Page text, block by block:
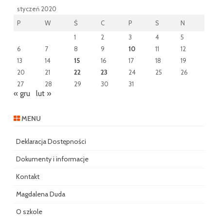
styczeń 2020
P
W Ś C P S
N
1
2 3 4
5
6
7 8 9 10 11
12
13
14 15 16 17 18
19
20
21 22 23 24 25
26
27
28 29 30 31
« gru lut »
MENU
Deklaracja Dostępności
Dokumenty i informacje
Kontakt
Magdalena Duda
O szkole